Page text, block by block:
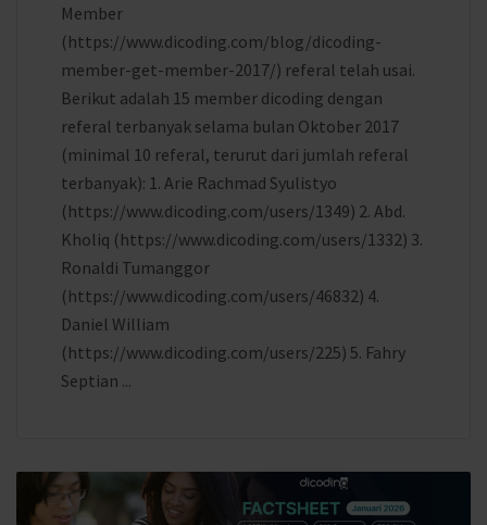
Member
(https://www.dicoding.com/blog/dicoding-
member-get-member-2017/) referal telah usai.
Berikut adalah 15 member dicoding dengan
referal terbanyak selama bulan Oktober 2017
(minimal 10 referal, terurut dari jumlah referal
terbanyak): 1. Arie Rachmad Syulistyo
(https://www.dicoding.com/users/1349) 2. Abd.
Kholiq (https://www.dicoding.com/users/1332) 3.
Ronaldi Tumanggor
(https://www.dicoding.com/users/46832) 4.
Daniel William
(https://www.dicoding.com/users/225) 5. Fahry
Septian ...